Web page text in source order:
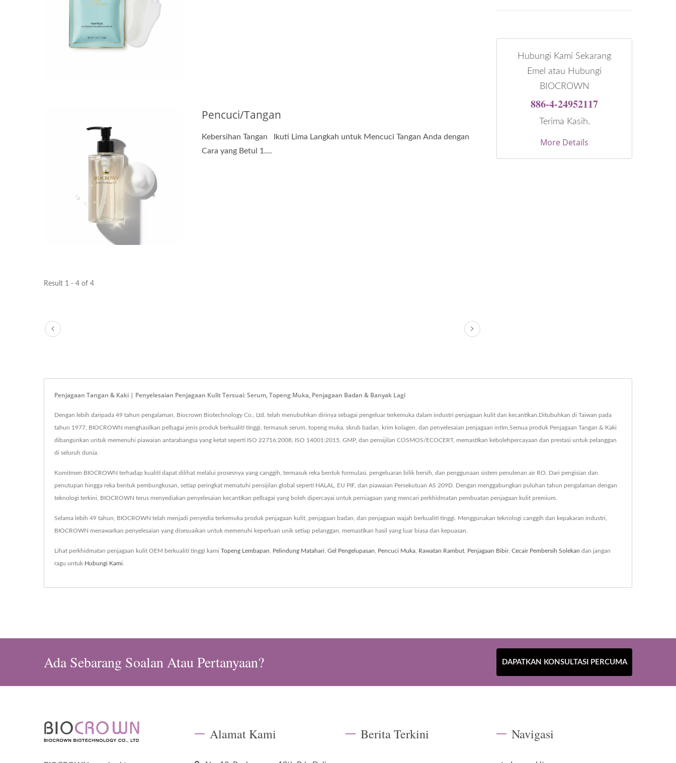
Pencuci/Tangan
Kebersihan Tangan Ikuti Lima Langkah untuk Mencuci Tangan Anda dengan
Cara yang Betul 1....
Result 1 - 4 of 4
Hubungi Kami Sekarang
Emel atau Hubungi
BIOCROWN
886-4-24952117
Terima Kasih.
More Details
Penjagaan Tangan & Kaki | Penyelesaian Penjagaan Kulit Tersuai: Serum, Topeng Muka, Penjagaan Badan & Banyak Lagi
Dengan lebih daripada 49 tahun pengalaman, Biocrown Biotechnology Co., Ltd. telah menubuhkan dirinya sebagai pengeluar terkemuka dalam industri penjagaan kulit dan kecantikan.Ditubuhkan di Taiwan pada
tahun 1977, BIOCROWN menghasilkan pelbagai jenis produk berkualiti tinggi, termasuk serum, topeng muka, skrub badan, krim kolagen, dan penyelesaian penjagaan intim.Semua produk Penjagaan Tangan & Kaki
dibangunkan untuk memenuhi piawaian antarabangsa yang ketat seperti ISO 22716:2008, ISO 14001:2015, GMP, dan pensijilan COSMOS/ECOCERT, memastikan kebolehpercayaan dan prestasi untuk pelanggan
di seluruh dunia.
Komitmen BIOCROWN terhadap kualiti dapat dilihat melalui prosesnya yang canggih, termasuk reka bentuk formulasi, pengeluaran bilik bersih, dan penggunaan sistem penulenan air RO. Dari pengisian dan
penutupan hingga reka bentuk pembungkusan, setiap peringkat mematuhi pensijilan global seperti HALAL, EU PIF, dan piawaian Persekutuan AS 209D. Dengan menggabungkan puluhan tahun pengalaman dengan
teknologi terkini, BIOCROWN terus menyediakan penyelesaian kecantikan pelbagai yang boleh dipercayai untuk perniagaan yang mencari perkhidmatan pembuatan penjagaan kulit premium.
Selama lebih 49 tahun, BIOCROWN telah menjadi penyedia terkemuka produk penjagaan kulit, penjagaan badan, dan penjagaan wajah berkualiti tinggi. Menggunakan teknologi canggih dan kepakaran industri,
BIOCROWN menawarkan penyelesaian yang disesuaikan untuk memenuhi keperluan unik setiap pelanggan, memastikan hasil yang luar biasa dan kepuasan.
Lihat perkhidmatan penjagaan kulit OEM berkualiti tinggi kami Topeng Lembapan Pelindung Matahari Gel Pengelupasan Pencuci Muka Rawatan Rambut Penjagaan Bibir, Cecair Pembersih Solekan dan jangan
ragu untuk Hubungi Kami
Ada Sebarang Soalan Atau Pertanyaan? DAPATKAN KONSULTASI PERCUMA
Alamat Kami Berita Terkini Navigasi